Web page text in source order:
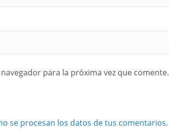
para la próxima vez que comente.
se procesan los datos de tus comentarios.